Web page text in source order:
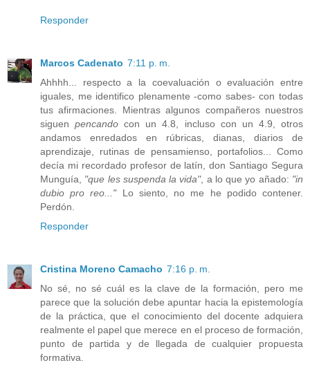
Responder
Marcos Cadenato 7:11 p. m.
Ahhhh... respecto a la coevaluación o evaluación entre
iguales, me identifico plenamente -como sabes- con todas
tus afirmaciones. Mientras algunos compañeros nuestros
siguenpencando con un 4.8, incluso con un 4.9, otros
andamos enredados en rúbricas, dianas, diarios de
aprendizaje, rutinas de pensamienso, portafolios... Como
decía mi recordado profesor de latín, don Santiago Segura
Munguía, "que les suspenda la vida", a lo que yo añado: "in
dubio pro reo..."Lo siento, no me he podido contener.
Perdón.
Responder
Cristina Moreno Camacho 7:16 p. m.
No sé, no sé cuál es la clave de la formación, pero me
parece que la solución debe apuntar hacia la epistemología
de la práctica, que el conocimiento del docente adquiera
realmente el papel que merece en el proceso de formación,
punto de partida y de llegada de cualquier propuesta
formativa.